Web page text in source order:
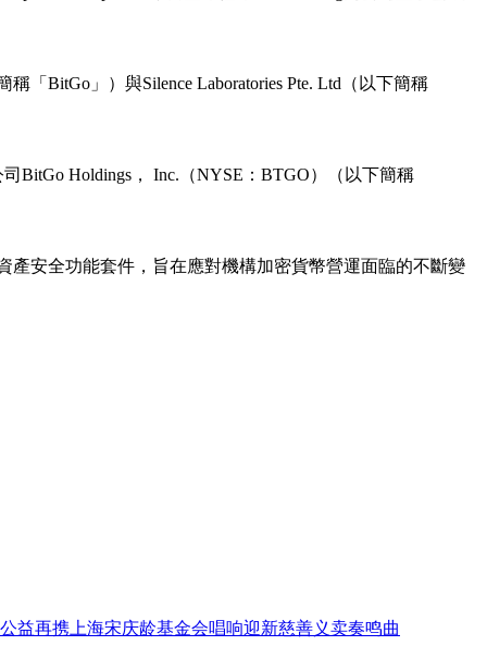
「BitGo」）與Silence Laboratories Pte. Ltd（以下簡稱
BitGo Holdings， Inc.（NYSE：BTGO）（以下簡稱
產安全功能套件，旨在應對機構加密貨幣營運面臨的不斷變